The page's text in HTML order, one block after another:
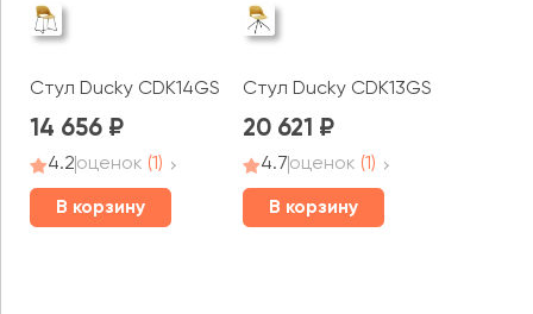
Стул Ducky CDK14GS
14 656
4.2оценок (1)
В корзину
Стул Ducky CDK13GS
20 621
4.7оценок (1)
В корзину